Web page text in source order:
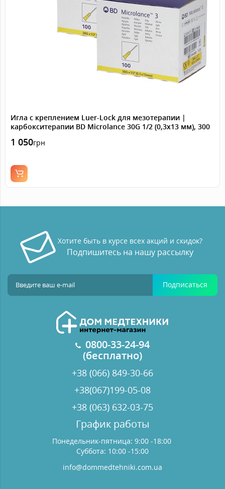
Игла с креплением Luer-Lock для мезотерапии |
карбокситерапии BD Microlance 30G 1/2 (0,3х13 мм), 300
1 050грн
Хотите быть в курсе всех акций и скидок?
Подпишитесь на нашу рассылку
Подписаться
0800-33-24-94
(бесплатно)
+38 (066) 849-30-66
+38(067)199-05-08
+38 (063) 632-03-75
График работы
Понедельник-пятница: 9:00 -18:00
Суббота: 10:00 -15:00
info@dommedtehniki.com.ua